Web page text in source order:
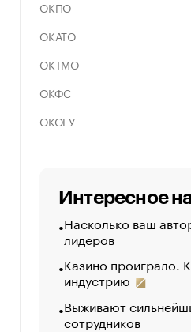
ОКПО
ОКАТО
ОКТМО
ОКФС
ОКОГУ
Интересное
Насколько ваш
лидеров
Казино проиграло.
индустрию
Выживают
сотрудников